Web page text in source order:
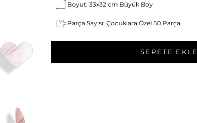
Boyut: 33x32 cm Büyük Boy
Parça Sayısı: Çocuklara Özel 50 Parça
SEPETE EKLE